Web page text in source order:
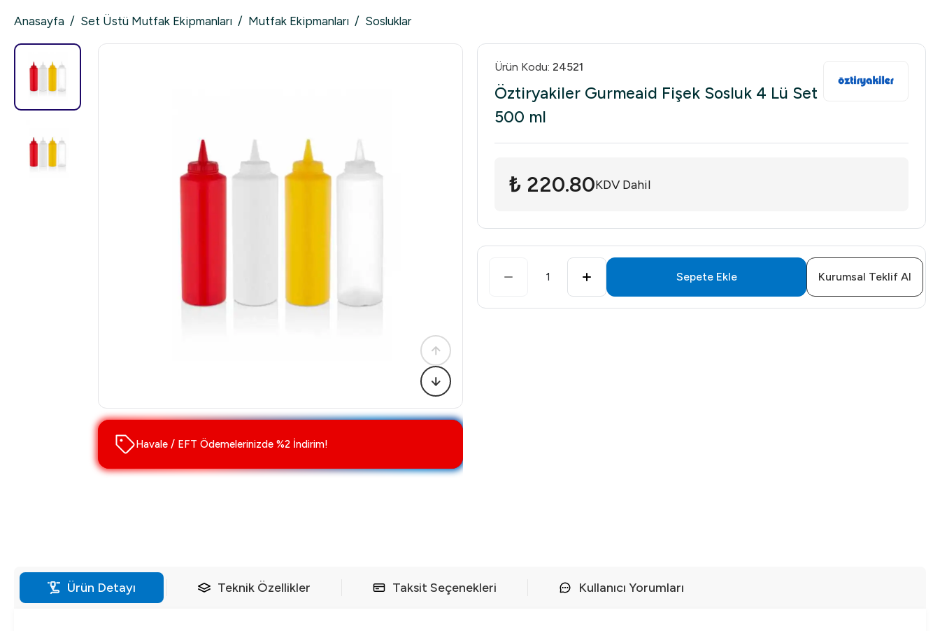
Anasayfa / Set Üstü Mutfak Ekipmanları / Mutfak Ekipmanları / Sosluklar
Havale / EFT Ödemelerinizde %2 İndirim!
Ürün Kodu: 24521
Öztiryakiler Gurmeaid Fişek Sosluk 4 Lü Set
500 ml
₺ 220.80KDV Dahil
1 Sepete Ekle Kurumsal Teklif Al
Ürün Detayı Teknik Özellikler Taksit Seçenekleri Kullanıcı Yorumları